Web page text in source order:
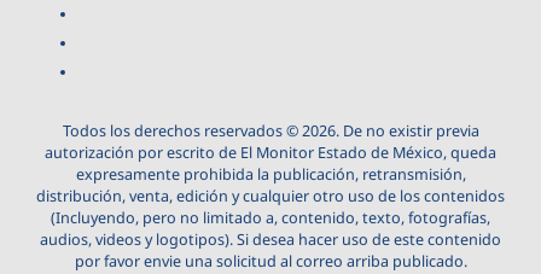
Todos los derechos reservados © 2026. De no existir previa
autorización por escrito de El Monitor Estado de México, queda
expresamente prohibida la publicación, retransmisión,
distribución, venta, edición y cualquier otro uso de los contenidos
(Incluyendo, pero no limitado a, contenido, texto, fotografías,
audios, videos y logotipos). Si desea hacer uso de este contenido
por favor envie una solicitud al correo arriba publicado.